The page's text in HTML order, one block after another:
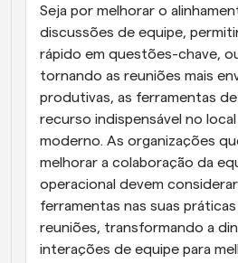
Seja por melhorar o
discussões de equipe,
rápido em questões-chave,
tornando as reuniões mais
produtivas, as ferramentas
recurso indispensável no
moderno. As organizações
melhorar a colaboração da
operacional devem
ferramentas nas suas
reuniões, transformando a
interações de equipe para